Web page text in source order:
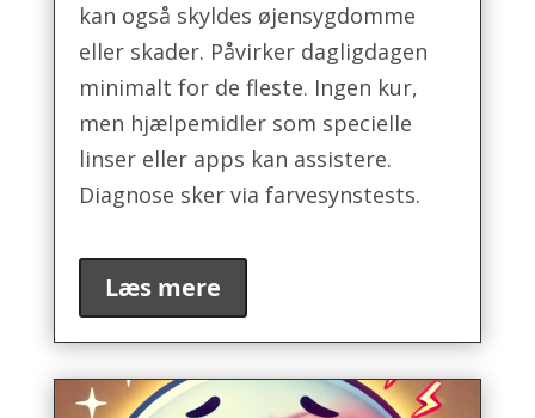
kan også skyldes øjensygdomme
eller skader. Påvirker dagligdagen
minimalt for de fleste. Ingen kur,
men hjælpemidler som specielle
linser eller apps kan assistere.
Diagnose sker via farvesynstests.
Læs mere